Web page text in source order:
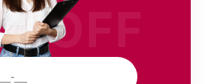
OFF